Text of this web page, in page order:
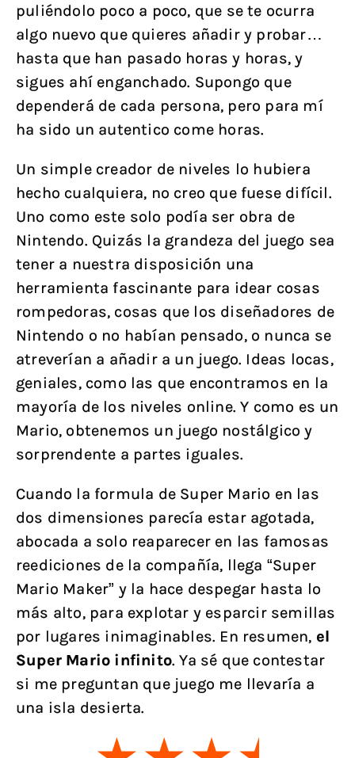
puliéndolo poco a poco, que se te ocurra
algo nuevo que quieres añadir y probar…
hasta que han pasado horas y horas, y
sigues ahí enganchado. Supongo que
dependerá de cada persona, pero para mí
ha sido un autentico come horas.
Un simple creador de niveles lo hubiera
hecho cualquiera, no creo que fuese difícil.
Uno como este solo podía ser obra de
Nintendo. Quizás la grandeza del juego sea
tener a nuestra disposición una
herramienta fascinante para idear cosas
rompedoras, cosas que los diseñadores de
Nintendo o no habían pensado, o nunca se
atreverían a añadir a un juego. Ideas locas,
geniales, como las que encontramos en la
mayoría de los niveles online. Y como es un
Mario, obtenemos un juego nostálgico y
sorprendente a partes iguales.
Cuando la formula de Super Mario en las
dos dimensiones parecía estar agotada,
abocada a solo reaparecer en las famosas
reediciones de la compañía, llega “Super
Mario Maker” y la hace despegar hasta lo
más alto, para explotar y esparcir semillas
por lugares inimaginables. En resumen, el
Super Mario infinito. Ya sé que contestar
si me preguntan que juego me llevaría a
una isla desierta.